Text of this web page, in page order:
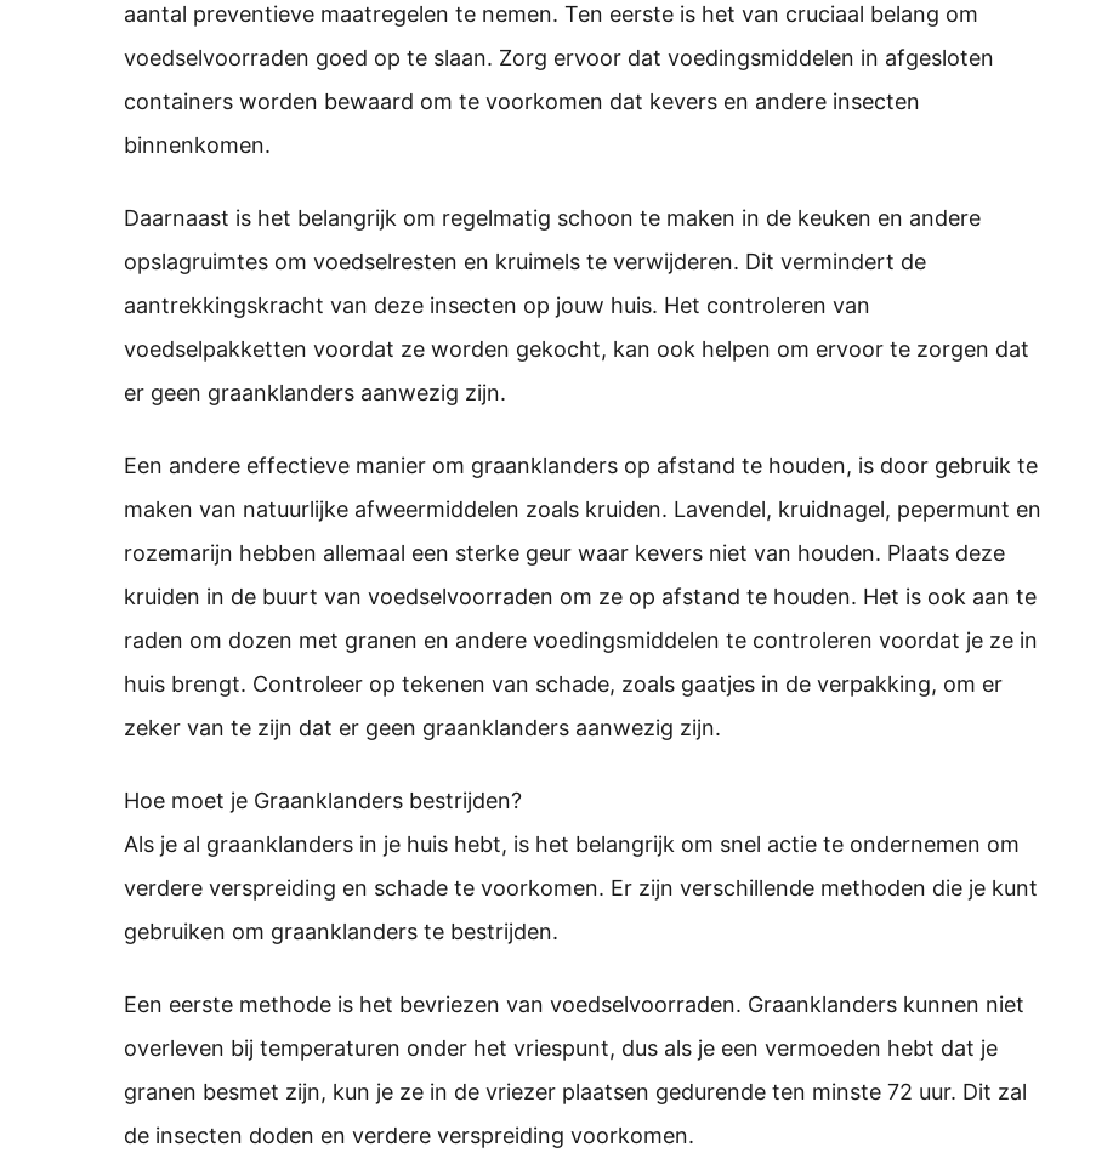
aantal preventieve maatregelen te nemen. Ten eerste is het van cruciaal belang om
voedselvoorraden goed op te slaan. Zorg ervoor dat voedingsmiddelen in afgesloten
containers worden bewaard om te voorkomen dat kevers en andere insecten
binnenkomen.
Daarnaast is het belangrijk om regelmatig schoon te maken in de keuken en andere
opslagruimtes om voedselresten en kruimels te verwijderen. Dit vermindert de
aantrekkingskracht van deze insecten op jouw huis. Het controleren van
voedselpakketten voordat ze worden gekocht, kan ook helpen om ervoor te zorgen dat
er geen graanklanders aanwezig zijn.
Een andere effectieve manier om graanklanders op afstand te houden, is door gebruik te
maken van natuurlijke afweermiddelen zoals kruiden. Lavendel, kruidnagel, pepermunt en
rozemarijn hebben allemaal een sterke geur waar kevers niet van houden. Plaats deze
kruiden in de buurt van voedselvoorraden om ze op afstand te houden. Het is ook aan te
raden om dozen met granen en andere voedingsmiddelen te controleren voordat je ze in
huis brengt. Controleer op tekenen van schade, zoals gaatjes in de verpakking, om er
zeker van te zijn dat er geen graanklanders aanwezig zijn.
Hoe moet je Graanklanders bestrijden?
Als je al graanklanders in je huis hebt, is het belangrijk om snel actie te ondernemen om
verdere verspreiding en schade te voorkomen. Er zijn verschillende methoden die je kunt
gebruiken om graanklanders te bestrijden.
Een eerste methode is het bevriezen van voedselvoorraden. Graanklanders kunnen niet
overleven bij temperaturen onder het vriespunt, dus als je een vermoeden hebt dat je
granen besmet zijn, kun je ze in de vriezer plaatsen gedurende ten minste 72 uur. Dit zal
de insecten doden en verdere verspreiding voorkomen.